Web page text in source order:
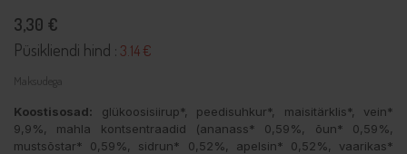
3,30 €
Püsikliendi hind : 3.14 €
Maksudega
Koostisosad: glükoosisiirup*, peedisuhkur*, maisitärklis*, vein*
9,9%, mahla kontsentraadid (ananass* 0,59%, õun* 0,59%,
mustsõstar* 0,59%, sidrun* 0,52%, apelsin* 0,52%, vaarikas*